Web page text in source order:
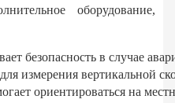
оборудование,
безопасность в случае
измерения вертикальной
ориентироваться на